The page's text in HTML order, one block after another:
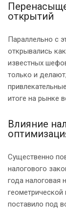
открытий
Параллельно с
открывались
известных
только и
итоге на рынке
Влияние
Существенно
налогового
года налоговая
геометрической
поставило под